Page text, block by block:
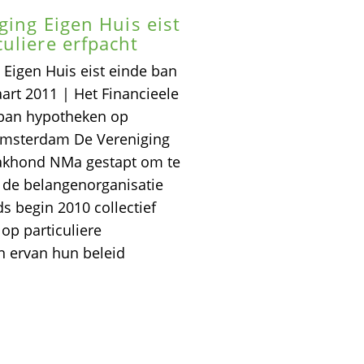
Eigen Huis eist
erfpacht
Huis eist einde ban
2011 | Het Financieele
hypotheken op
De Vereniging
NMa gestapt om te
belangenorganisatie
begin 2010 collectief
particuliere
ervan hun beleid